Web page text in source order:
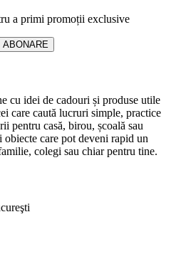
a primi promoții exclusive
ABONARE
cu idei de cadouri și produse utile
care caută lucruri simple, practice
pentru casă, birou, școală sau
care pot deveni rapid un
colegi sau chiar pentru tine.